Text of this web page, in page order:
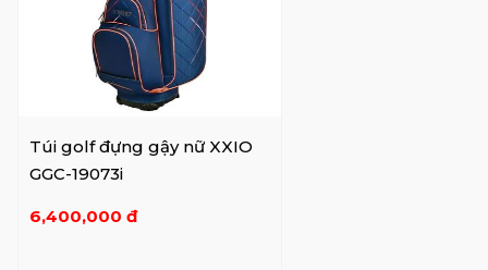
Túi golf đựng gậy nữ XXIO
GGC-19073i
6,400,000 đ